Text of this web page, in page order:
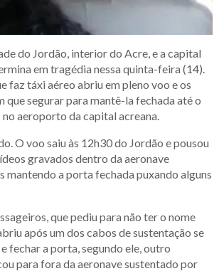
do Jordão, interior do Acre, e a capital
em tragédia nessa quinta-feira (14).
faz táxi aéreo abriu em pleno voo e os
que segurar para mantê-la fechada até o
aeroporto da capital acreana.
O voo saiu às 12h30 do Jordão e pousou
gravados dentro da aeronave
mantendo a porta fechada puxando alguns
que pediu para não ter o nome
após um dos cabos de sustentação se
fechar a porta, segundo ele, outro
para fora da aeronave sustentado por